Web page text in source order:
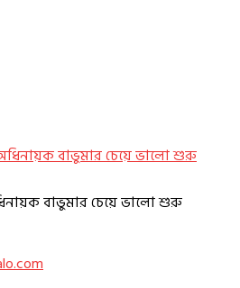
বাভুমার চেয়ে ভালো শুরু